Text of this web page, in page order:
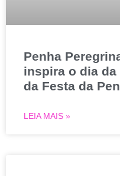
Penha
inspira o dia
da Festa da
LEIA MAIS »